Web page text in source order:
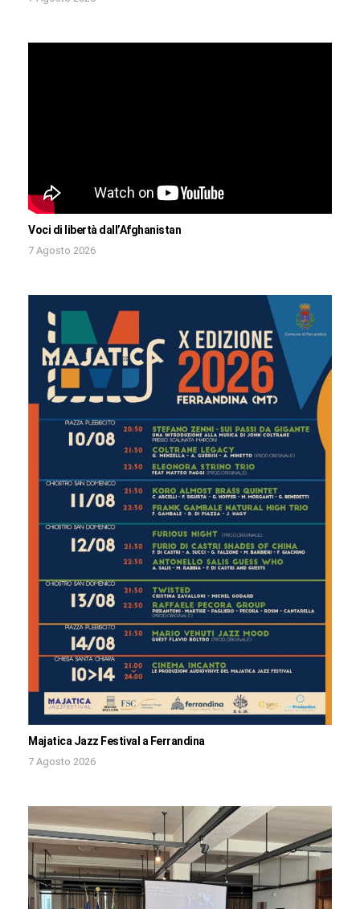
Voci di libertà dall’Afghanistan
7 Agosto 2026
Majatica Jazz Festival a Ferrandina
7 Agosto 2026